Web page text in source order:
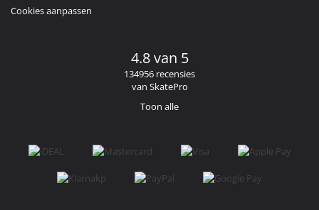
Cookies aanpassen
4.8 van 5
134956 recensies
van SkatePro
Toon alle